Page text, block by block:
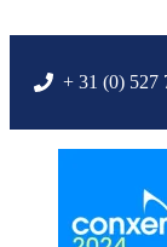
+ 31 (0) 527